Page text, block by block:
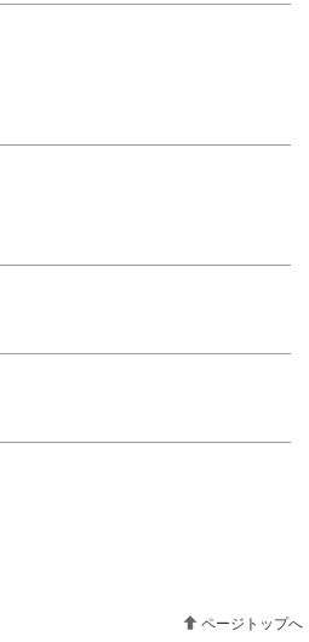
ページトップへ